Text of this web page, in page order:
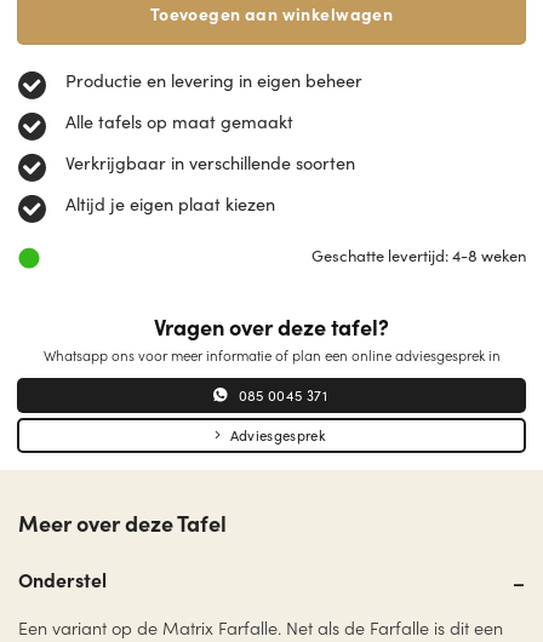
Toevoegen aan winkelwagen
Productie en levering in eigen beheer
Alle tafels op maat gemaakt
Verkrijgbaar in verschillende soorten
Altijd je eigen plaat kiezen
Geschatte levertijd: 4-8 weken
Vragen over deze tafel?
Whatsapp ons voor meer informatie of plan een online adviesgesprek in
085 0045 371
Adviesgesprek
Meer over deze Tafel
Onderstel
Een variant op de Matrix Farfalle. Net als de Farfalle is dit een